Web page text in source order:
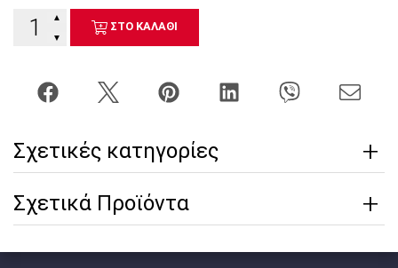
▼
▲
ΣΤΟ ΚΑΛΑΘΙ
Σχετικές κατηγορίες
Σχετικά Προϊόντα